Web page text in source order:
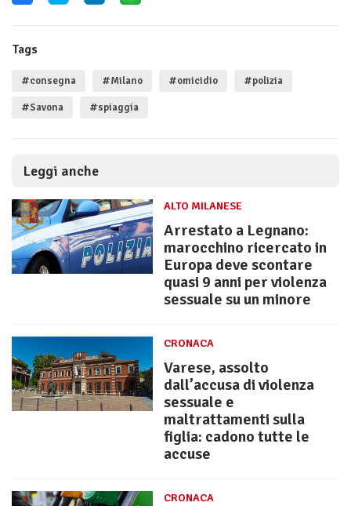
Tags
#consegna #Milano #omicidio #polizia
#Savona #spiaggia
Leggi anche
ALTO MILANESE
Arrestato a Legnano:
marocchino ricercato in
Europa deve scontare
quasi 9 anni per violenza
sessuale su un minore
CRONACA
Varese, assolto
dall’accusa di violenza
sessuale e
maltrattamenti sulla
figlia: cadono tutte le
accuse
CRONACA